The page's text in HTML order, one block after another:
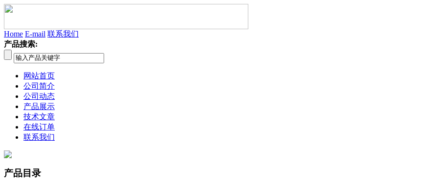
Home E-mail 联系我们
产品搜索:
网站首页
公司简介
公司动态
产品展示
技术文章
在线订单
联系我们
产品目录